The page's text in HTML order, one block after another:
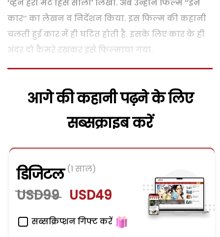
‘व्हेन हरी मेट हिस साली’ लिखा. अब उन्होने फिल्म ‘‘इन
कार’’ का लेखन व निर्देशन किया. इस फिल्म की कहानी
चलती हुई कार में ही घटित होती है. इसके लिए कार के ही
अंदर दो कैमरे रखकर इसे फिल्माया गया.
आगे की कहानी पढ़ने के लिए
सब्सक्राइब करें
डिजिटल (1 साल)
USD99 USD49
सब्सक्रिप्शन गिफ्ट करें